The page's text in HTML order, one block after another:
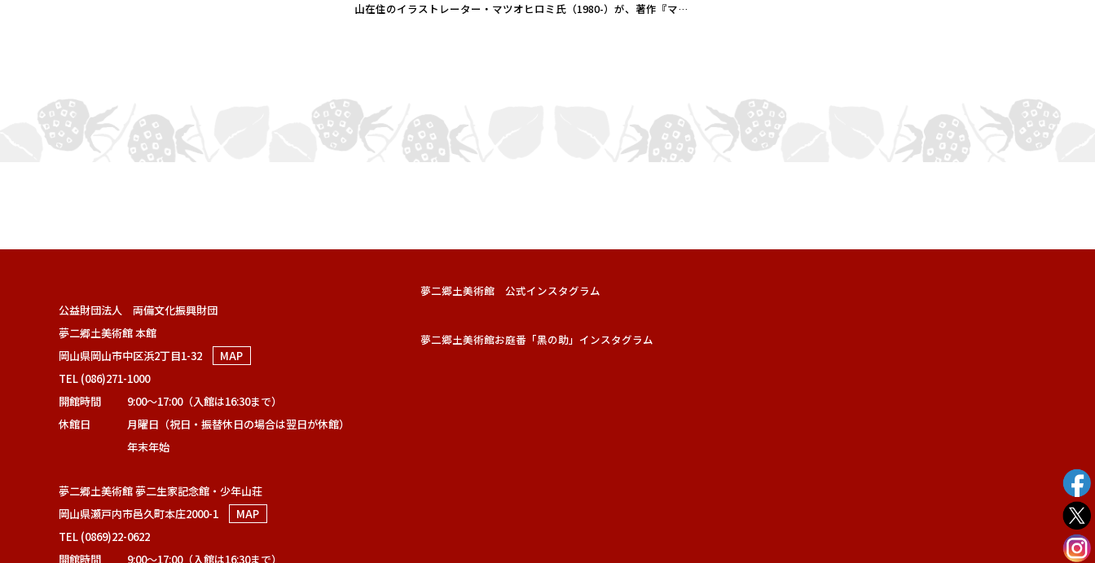
山在住のイラストレーター・マツオヒロミ氏（1980-）が、著作『マ…
公益財団法人 両備文化振興財団
夢二郷土美術館 本館
岡山県岡山市中区浜2丁目1-32
MAP
TEL (086)271-1000
開館時間
9:00～17:00（入館は16:30まで）
休館日
月曜日（祝日・振替休日の場合は翌日が休館）
年末年始
夢二郷土美術館 夢二生家記念館・少年山荘
岡山県瀬戸内市邑久町本庄2000-1
MAP
TEL (0869)22-0622
開館時間
9:00～17:00（入館は16:30まで）
夢二郷土美術館 公式インスタグラム
夢二郷土美術館お庭番「黑の助」インスタグラム